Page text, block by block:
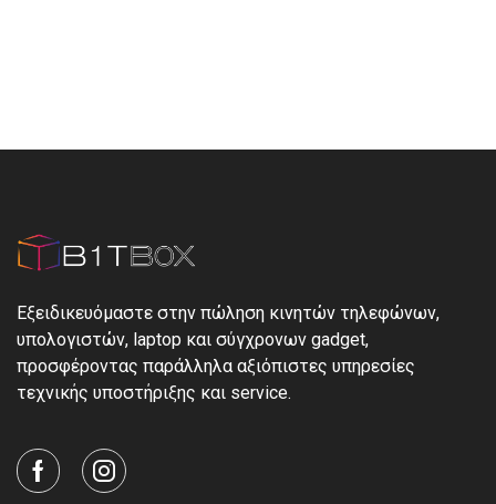
Εξειδικευόμαστε στην πώληση κινητών τηλεφώνων,
υπολογιστών, laptop και σύγχρονων gadget,
προσφέροντας παράλληλα αξιόπιστες υπηρεσίες
τεχνικής υποστήριξης και service.